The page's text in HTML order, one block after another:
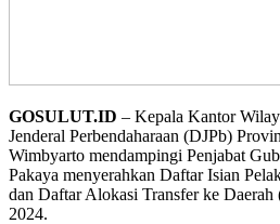
GOSULUT.ID – Kepala Kantor
Jenderal Perbendaharaan (DJPb)
Wimbyarto mendampingi Penjabat
Pakaya menyerahkan Daftar Isian
dan Daftar Alokasi Transfer ke
2024.